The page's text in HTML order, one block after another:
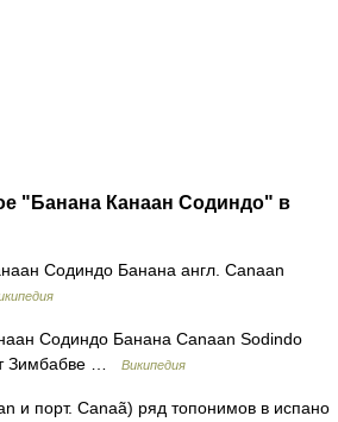
"Банана Канаан Содиндо" в
Содиндо Банана англ. Canaan
Содиндо Банана Canaan Sodindo
Зимбабве …
Википедия
и порт. Canaã) ряд топонимов в испано